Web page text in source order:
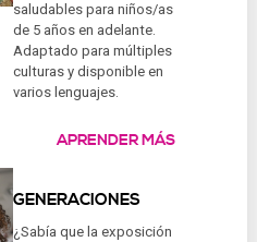
saludables para niños/as
de 5 años en adelante.
Adaptado para múltiples
culturas y disponible en
varios lenguajes.
APRENDER MÁS
GENERACIONES
¿Sabía que la exposición